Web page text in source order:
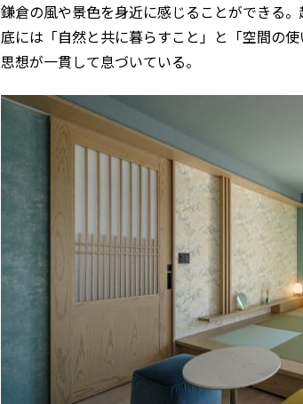
鎌倉の風や景色を身近に感じることができる
底には「自然と共に暮らすこと」と「空間の
思想が一貫して息づいている。